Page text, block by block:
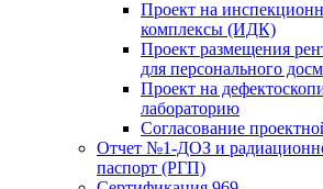
Проект на
комплексы (ИДК)
Проект размещения
для персонального
Проект на
лабораторию
Согласование
Отчет №1-ДОЗ и
паспорт (РГП)